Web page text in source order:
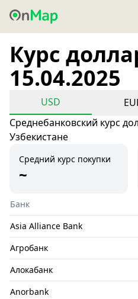
Курс
15.04.2025
USD
Среднебанковский курс
Узбекистане
Средний курс покупки
~
Банк
Asia Alliance Bank
Агробанк
Алокабанк
Anorbank